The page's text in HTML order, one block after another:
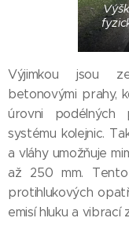
Výjimkou jsou
betonovými prahy,
úrovni podélných
systému kolejnic.
a vláhy umožňuje
až 250 mm.
protihlukových
emisí hluku a vibrací